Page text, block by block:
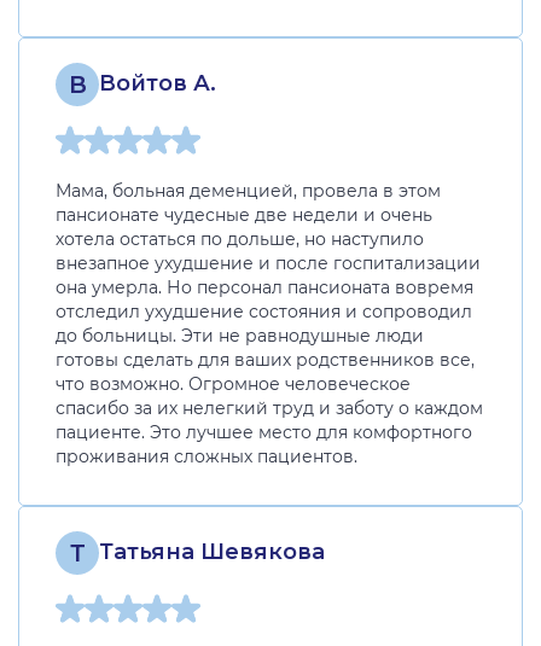
В Войтов А.
Мама, больная деменцией, провела в этом
пансионате чудесные две недели и очень
хотела остаться по дольше, но наступило
внезапное ухудшение и после госпитализации
она умерла. Но персонал пансионата вовремя
отследил ухудшение состояния и сопроводил
до больницы. Эти не равнодушные люди
готовы сделать для ваших родственников все,
что возможно. Огромное человеческое
спасибо за их нелегкий труд и заботу о каждом
пациенте. Это лучшее место для комфортного
проживания сложных пациентов.
Т Татьяна Шевякова